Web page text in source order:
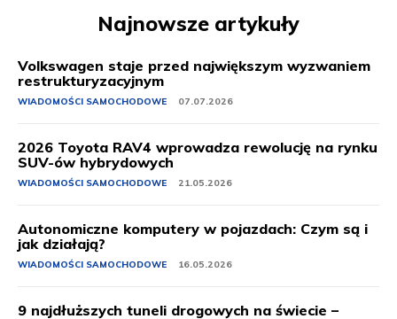
Najnowsze artykuły
Volkswagen staje przed największym wyzwaniem
restrukturyzacyjnym
WIADOMOŚCI SAMOCHODOWE 07.07.2026
2026 Toyota RAV4 wprowadza rewolucję na rynku
SUV-ów hybrydowych
WIADOMOŚCI SAMOCHODOWE 21.05.2026
Autonomiczne komputery w pojazdach: Czym są i
jak działają?
WIADOMOŚCI SAMOCHODOWE 16.05.2026
9 najdłuższych tuneli drogowych na świecie –